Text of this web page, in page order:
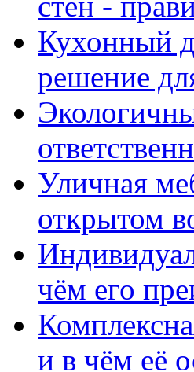
Кухонный
решение
Уличная
открытом
чём его
и в чём её